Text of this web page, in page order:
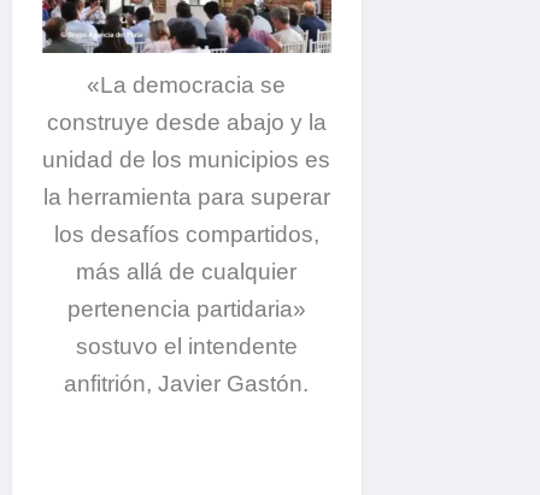
«La democracia se
construye desde abajo y la
unidad de los municipios es
la herramienta para superar
los desafíos compartidos,
más allá de cualquier
pertenencia partidaria»
sostuvo el intendente
anfitrión, Javier Gastón.